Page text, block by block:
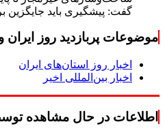
گفت: پیشگیری باید جایگزین
موضوعات پربازدید روز ایران
اخبار روز استان‌های ایران
اخبار بین‌المللی اخیر
اطلاعات در حال مشاهده